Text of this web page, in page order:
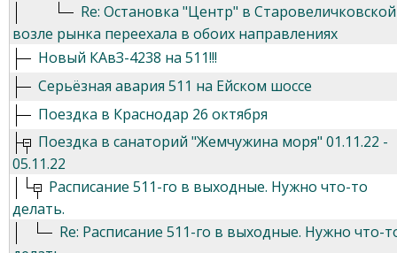
Re: Остановка "Центр" в Старовеличковской
возле рынка переехала в обоих направлениях
Новый КАвЗ-4238 на 511!!!
Серьёзная авария 511 на Ейском шоссе
Поездка в Краснодар 26 октября
Поездка в санаторий "Жемчужина моря" 01.11.22 -
05.11.22
Расписание 511-го в выходные. Нужно что-то
делать.
Re: Расписание 511-го в выходные. Нужно что-